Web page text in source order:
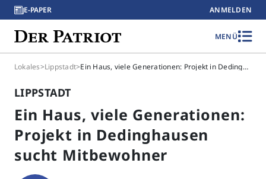
E-PAPER ANMELDEN
MENÜ
Lokales>Lippstadt> Ein Haus, viele Generationen: Projekt in Dedinghausen sucht Mitbewohner
LIPPSTADT
Ein Haus, viele Generationen:
Projekt in Dedinghausen
sucht Mitbewohner